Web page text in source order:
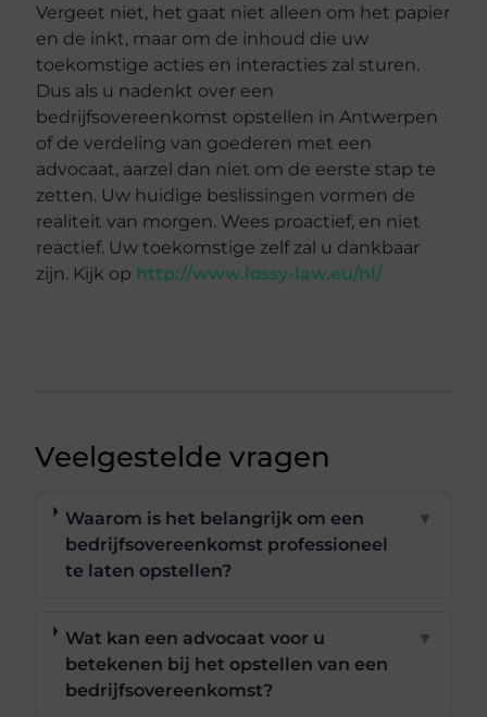
Vergeet niet, het gaat niet alleen om het papier
en de inkt, maar om de inhoud die uw
toekomstige acties en interacties zal sturen.
Dus als u nadenkt over een
bedrijfsovereenkomst opstellen in Antwerpen
of de verdeling van goederen met een
advocaat, aarzel dan niet om de eerste stap te
zetten. Uw huidige beslissingen vormen de
realiteit van morgen. Wees proactief, en niet
reactief. Uw toekomstige zelf zal u dankbaar
zijn. Kijk op http://www.lossy-law.eu/nl/
Veelgestelde vragen
Waarom is het belangrijk om een
bedrijfsovereenkomst professioneel
te laten opstellen?
▼
Wat kan een advocaat voor u
betekenen bij het opstellen van een
bedrijfsovereenkomst?
▼